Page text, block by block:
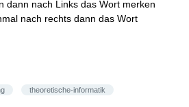
dann nach Links das Wort merken
nach rechts dann das Wort
theoretische-informatik